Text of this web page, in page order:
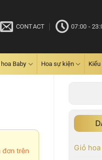
CONTACT 07:00 -
hoa Baby Hoa sự kiện
Giỏ
đơn trên